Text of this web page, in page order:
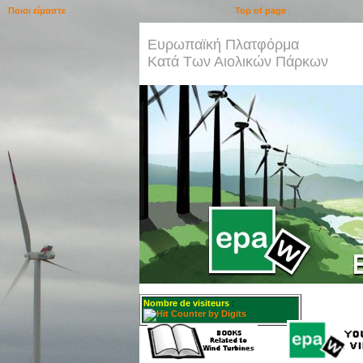
Ευρωπαϊκή Πλατφόρμα
Κατά Των Αιολικών Πάρκων
Nombre de visiteurs :
Top of page
Ποιοι είμαστε